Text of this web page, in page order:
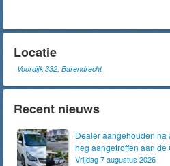
Locatie
Voordijk 332, Barendrecht
Recent nieuws
Dealer aangehouden na
heg aangetroffen aan de
Vrijdag 7 augustus 2026